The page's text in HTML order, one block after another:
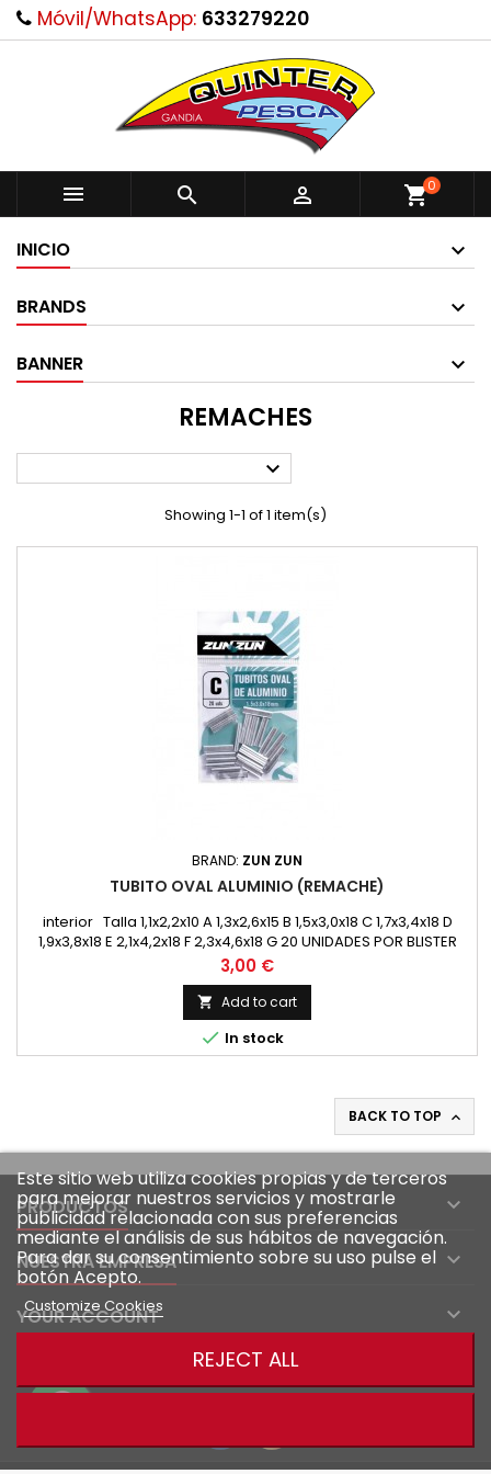
Móvil/WhatsApp: 633279220
   shopping_cart0
INICIO
BRANDS
BANNER
REMACHES

Showing 1-1 of 1 item(s)
BRAND: ZUN ZUN
TUBITO OVAL ALUMINIO (REMACHE)
interior Talla 1,1x2,2x10 A 1,3x2,6x15 B 1,5x3,0x18 C 1,7x3,4x18 D
1,9x3,8x18 E 2,1x4,2x18 F 2,3x4,6x18 G 20 UNIDADES POR BLISTER
Price
3,00 €
 Add to cart
 In stock
BACK TO TOP 
PRODUCTOS 
NUESTRA EMPRESA 
YOUR ACCOUNT 
Este sitio web utiliza cookies propias y de terceros
para mejorar nuestros servicios y mostrarle
publicidad relacionada con sus preferencias
mediante el análisis de sus hábitos de navegación.
Para dar su consentimiento sobre su uso pulse el
botón Acepto.
Customize Cookies
REJECT ALL